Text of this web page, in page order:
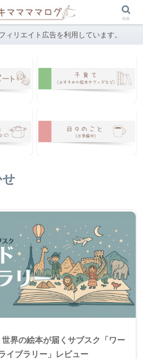
ィリエイト広告を利用しています。
界の絵本が届くサブスク「ワー
イブラリー」レビュー
検索